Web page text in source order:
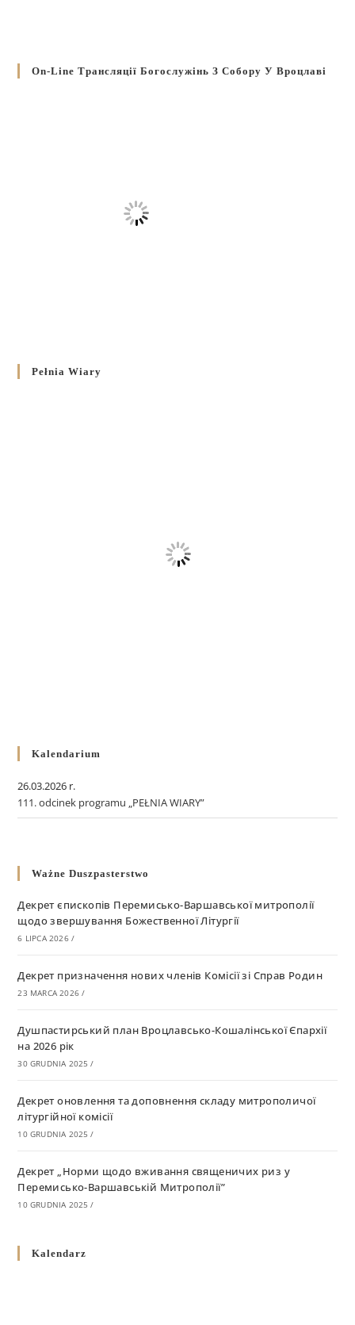
On-Line Трансляції Богослужінь З Собору У Вроцлаві
Pełnia Wiary
Kalendarium
26.03.2026 r.
111. odcinek programu „PEŁNIA WIARY”
Ważne Duszpasterstwo
Декрет єпископів Перемисько-Варшавської митрополії
щодо звершування Божественної Літургії
6 LIPCA 2026 /
Декрет призначення нових членів Комісії зі Справ Родин
23 MARCA 2026 /
Душпастирський план Вроцлавсько-Кошалінської Єпархії
на 2026 рік
30 GRUDNIA 2025 /
Декрет оновлення та доповнення складу митрополичої
літургійної комісії
10 GRUDNIA 2025 /
Декрет „Норми щодо вживання священичих риз у
Перемисько-Варшавській Митрополії”
10 GRUDNIA 2025 /
григоріанським календарем
Kalendarz